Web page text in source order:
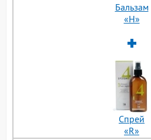
Бальзам
«H»
Cпрей
«R»